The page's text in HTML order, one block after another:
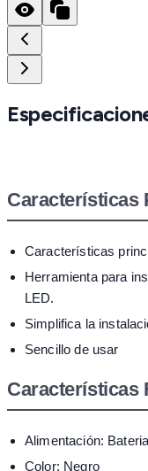
Características
Características
Herramienta para
LED.
Simplifica la
Sencillo de usar
Características
Alimentación:
Color: Negro